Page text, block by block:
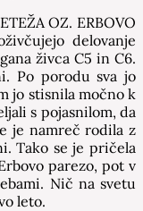
OZ. ERBOVO
delovanje
živca C5 in C6.
Po porodu sva jo
jo stisnila močno k
s pojasnilom, da
je namreč rodila z
Tako se je pričela
parezo, pot v
Nič na svetu
leto.